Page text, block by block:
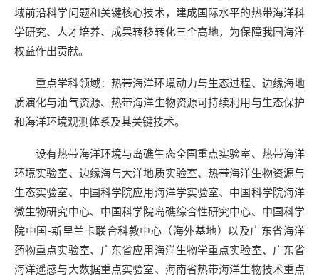
域前沿科学问题和关键核心技术，建成国际水平的热带海洋科
学研究、人才培养、成果转移转化三个高地，为保障我国海洋
权益作出贡献。
重点学科领域：热带海洋环境动力与生态过程、边缘海地
质演化与油气资源、热带海洋生物资源可持续利用与生态保护
和海洋环境观测体系及其关键技术。
设有热带海洋环境与岛礁生态全国重点实验室、热带海洋
环境实验室、边缘海与大洋地质实验室、热带海洋生物资源与
生态实验室、中国科学院应用海洋学实验室、中国科学院海洋
微生物研究中心、中国科学院岛礁综合性研究中心、中国科学
院中国-斯里兰卡联合科教中心（海外基地）以及广东省海洋
药物重点实验室、广东省应用海洋生物学重点实验室、广东省
海洋遥感与大数据重点实验室、海南省热带海洋生物技术重点